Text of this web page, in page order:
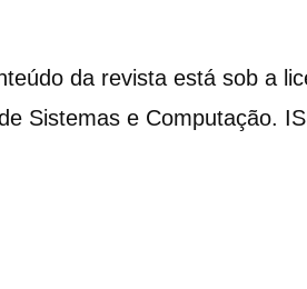
da revista está sob a
Sistemas e Computação.